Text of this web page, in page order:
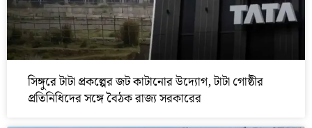
সিঙ্গুরে টাটা প্রকল্পের জট কাটানোর উদ্যোগ, টাটা গোষ্ঠীর
প্রতিনিধিদের সঙ্গে বৈঠক রাজ্য সরকারের